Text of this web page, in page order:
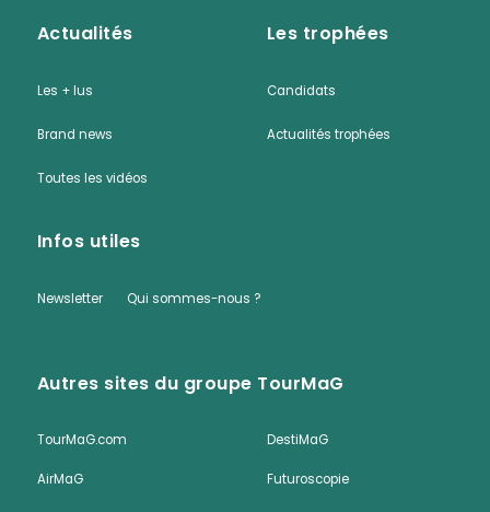
Actualités Les trophées
Infos utiles
Les + lus
Brand news
Toutes les vidéos
Candidats
Actualités trophées
Newsletter Qui sommes-nous ?
Autres sites du groupe TourMaG
TourMaG.com
AirMaG
DestiMaG
Futuroscopie